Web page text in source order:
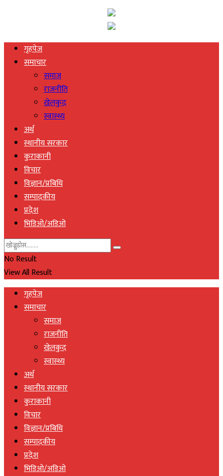
गृहपेज
समाचार
समाज
राजनीति
खेलकुद
स्वास्थ्य
अर्थ
स्थानीय सरकार
कुराकानी
विचार
विज्ञान/प्रबिधि
सम्पादकीय
प्रदेश
भिडिओ/अडिओ
No Result
View All Result
गृहपेज
समाचार
समाज
राजनीति
खेलकुद
स्वास्थ्य
अर्थ
स्थानीय सरकार
कुराकानी
विचार
विज्ञान/प्रबिधि
सम्पादकीय
प्रदेश
भिडिओ/अडिओ